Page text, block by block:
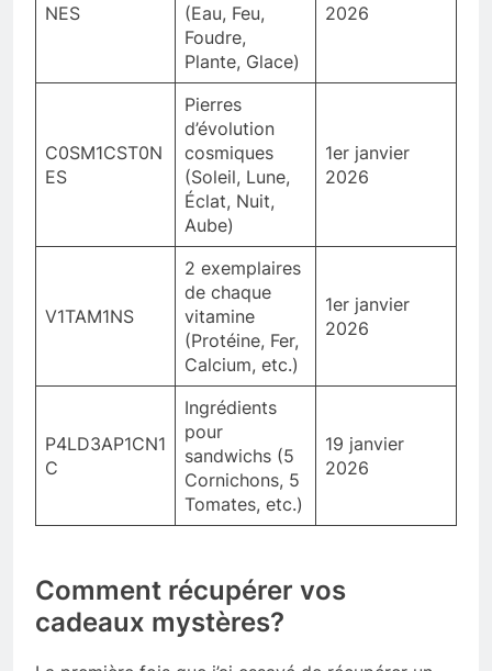
NES
(Eau, Feu,
Foudre,
Plante, Glace)
2026
C0SM1CST0N
ES
Pierres
d’évolution
cosmiques
(Soleil, Lune,
Éclat, Nuit,
Aube)
1er janvier
2026
V1TAM1NS
2 exemplaires
de chaque
vitamine
(Protéine, Fer,
Calcium, etc.)
1er janvier
2026
P4LD3AP1CN1
C
Ingrédients
pour
sandwichs (5
Cornichons, 5
Tomates, etc.)
19 janvier
2026
Comment récupérer vos
cadeaux mystères?